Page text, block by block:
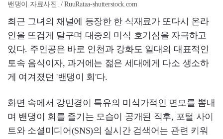
밴댕이 자료사진. / RuuRataa-shutterstock.com
최근 그녀의 채널에 등장한 한 식재료가 또다시 온라
인을 뜨겁게 달구며 대중의 미식 호기심을 자극하고
있다. 주인공은 바로 인천과 강화도 일대의 대표적인
토속 음식이자, 과거에는 젊은 세대에게 다소 생소하
게 여겨졌던 '밴댕이 회'다.
화면 속에서 강민경이 특유의 미식가적인 면모를 뽐내
며 밴댕이 회를 즐기는 모습이 공개된 직후, 포털 사이
트와 소셜미디어(SNS)의 실시간 검색어는 관련 키워